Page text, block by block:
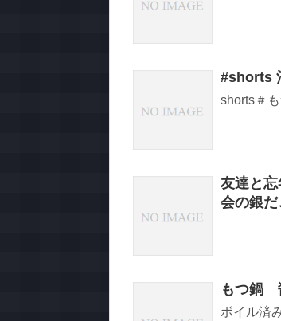
#shorts
shorts＃
友達と
会の銀
もつ鍋
ボイル済